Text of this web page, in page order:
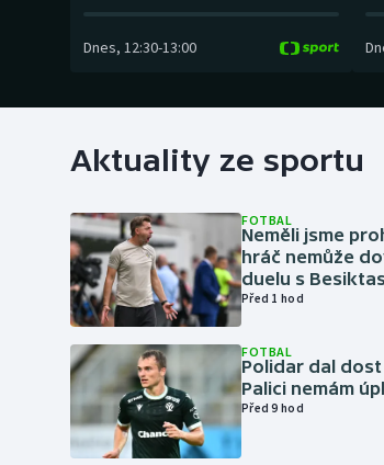
Dnes, 12:30-13:00
Aktuality ze sportu
FOTBAL
Neměli jsme
hráč nemůže
duelu s
Před 1 hod
FOTBAL
Polidar dal
Palici nemám
Před 9 hod